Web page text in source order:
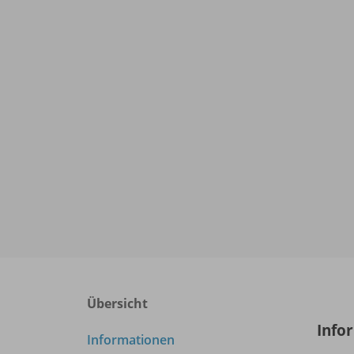
Übersicht
Informationen